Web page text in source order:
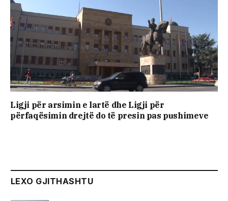
Ligji për arsimin e lartë dhe Ligji për
përfaqësimin drejtë do të presin pas pushimeve
LEXO GJITHASHTU